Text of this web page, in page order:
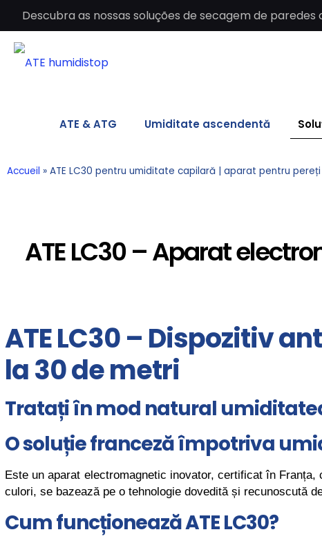
Descubra as nossas soluções de secagem de paredes
ATE & ATG Umiditate ascendentă
Accueil » ATE LC30 pentru umiditate capilară | aparat pentru pereți
ATE LC30 – Aparat
ATE LC30 – Dispozitiv
la 30 de metri
Tratați în mod natural
O soluție franceză împotriva
Este un aparat electromagnetic inovator, certificat în
culori, se bazează pe o tehnologie dovedită și recunoscută
Cum funcționează ATE LC30?